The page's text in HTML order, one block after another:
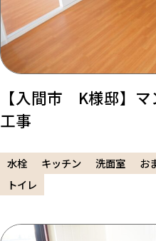
【入間市 K様邸】
工事
水栓 キッチン 洗面室 お
トイレ